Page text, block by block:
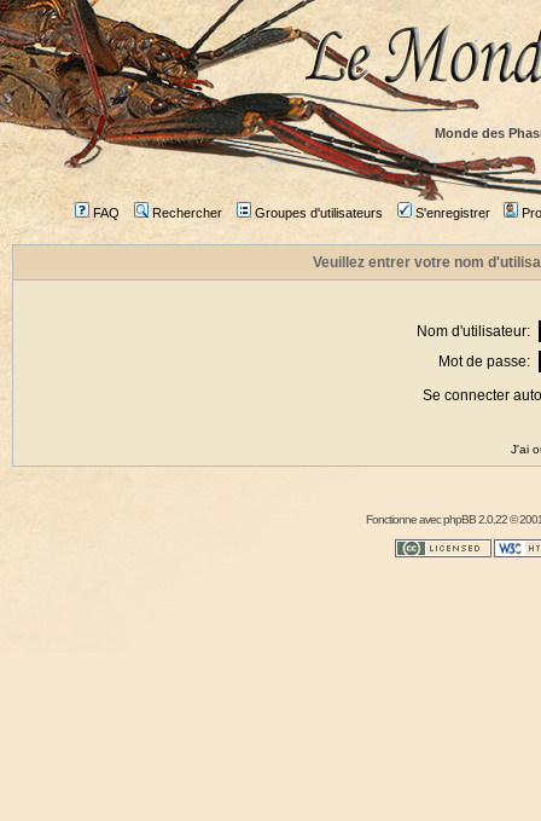
Monde des
FAQ Rechercher Groupes d'utilisateurs S'enregistrer
Veuillez entrer votre nom
Nom d'utilisateur:
Mot de passe:
Se connecter
J'ai
Fonctionne avecphpBB2.0.22 ©